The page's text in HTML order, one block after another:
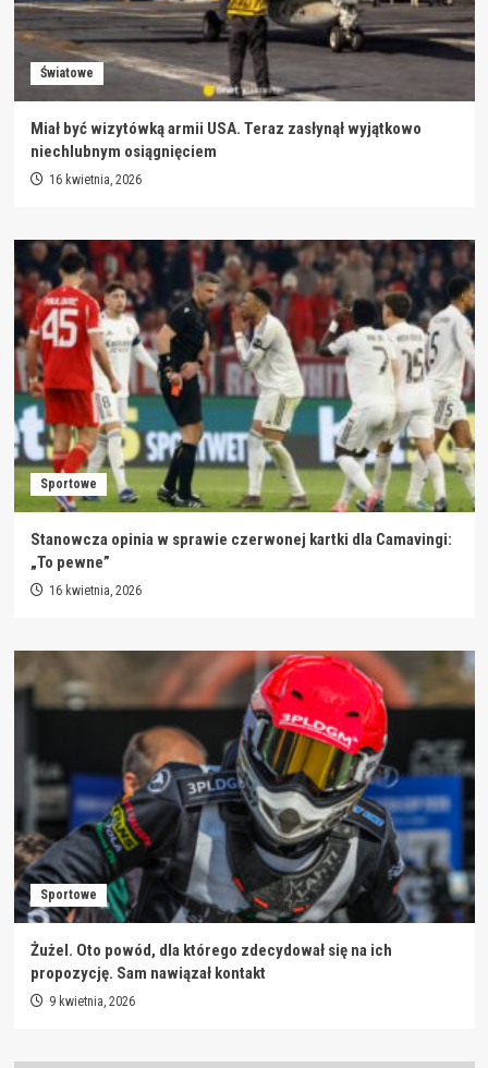
Światowe
Miał być wizytówką armii USA. Teraz zasłynął wyjątkowo
niechlubnym osiągnięciem
16 kwietnia, 2026
Sportowe
Stanowcza opinia w sprawie czerwonej kartki dla Camavingi:
„To pewne”
16 kwietnia, 2026
Sportowe
Żużel. Oto powód, dla którego zdecydował się na ich
propozycję. Sam nawiązał kontakt
9 kwietnia, 2026